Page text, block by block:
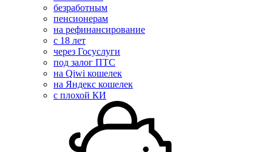
безработным
пенсионерам
на рефинансирование
с 18 лет
через Госуслуги
под залог ПТС
на Qiwi кошелек
на Яндекс кошелек
с плохой КИ